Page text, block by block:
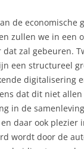
de economische
zullen we in een
zal gebeuren.
een structureel
digitalisering
dat dit niet
in de
daar ook plezier
wordt door de